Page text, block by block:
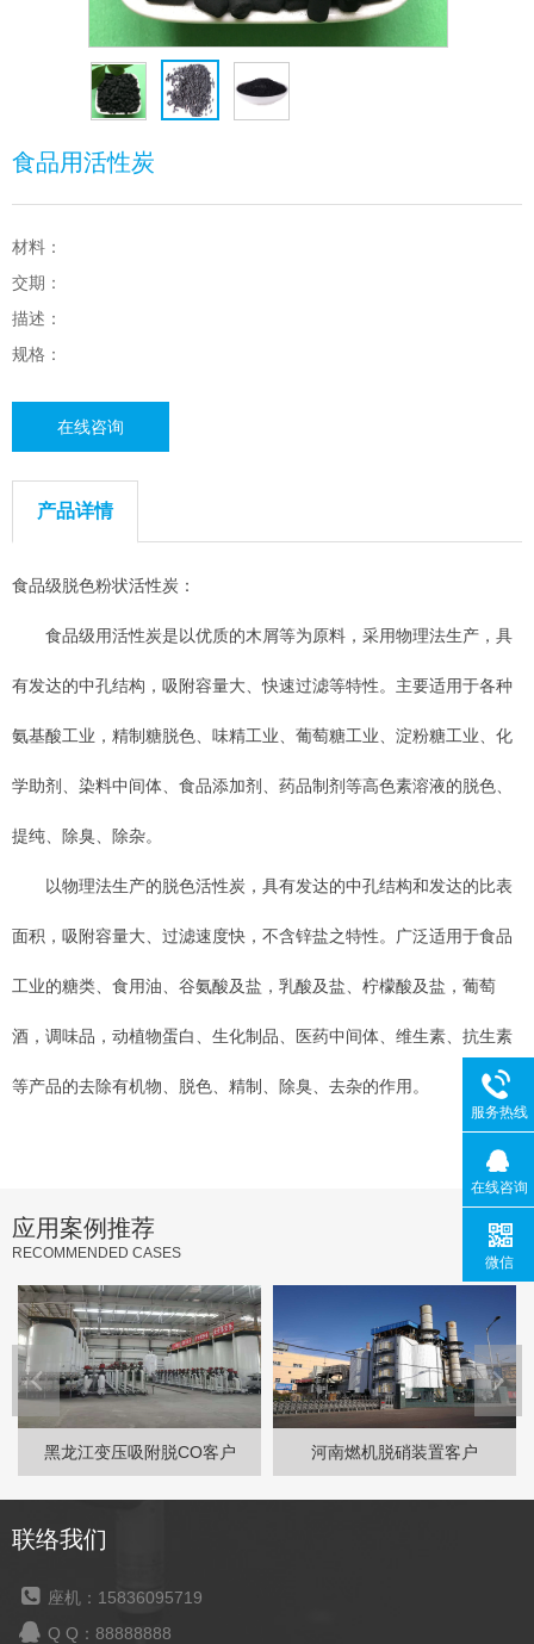
食品用活性炭
材料：
交期：
描述：
规格：
在线咨询
产品详情
食品级脱色粉状活性炭：
食品级用活性炭是以优质的木屑等为原料，采用物理法生产，具
有发达的中孔结构，吸附容量大、快速过滤等特性。主要适用于各种
氨基酸工业，精制糖脱色、味精工业、葡萄糖工业、淀粉糖工业、化
学助剂、染料中间体、食品添加剂、药品制剂等高色素溶液的脱色、
提纯、除臭、除杂。
以物理法生产的脱色活性炭，具有发达的中孔结构和发达的比表
面积，吸附容量大、过滤速度快，不含锌盐之特性。广泛适用于食品
工业的糖类、食用油、谷氨酸及盐，乳酸及盐、柠檬酸及盐，葡萄
酒，调味品，动植物蛋白、生化制品、医药中间体、维生素、抗生素
等产品的去除有机物、脱色、精制、除臭、去杂的作用。
应用案例推荐
RECOMMENDED CASES
黑龙江变压吸附脱CO客户 河南燃机脱硝装置客户
联络我们
座机：15836095719
Q Q：88888888
服务热线
在线咨询
微信